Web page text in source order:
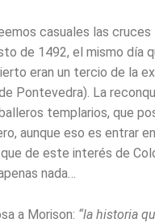
casuales las
de 1492, el mismo día
eran un tercio de la
Pontevedra). La
templarios, que
aunque eso es entrar
de este interés de
nada…
a Morison: “la historia